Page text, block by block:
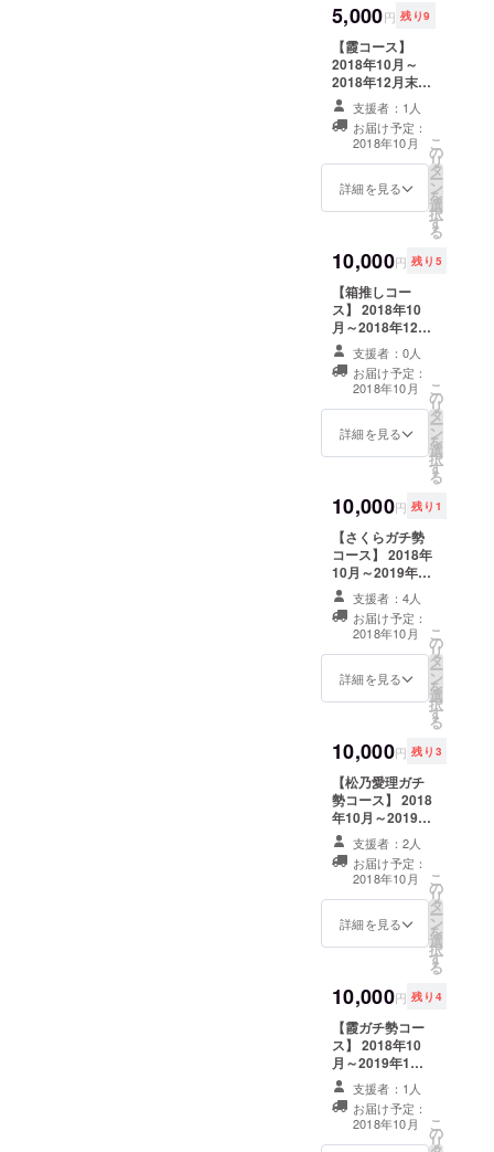
にてご提示して
1回、さくらとお
客様との2ショッ
トチェキを無料
で撮影致しま
す。
なります。 ポス
トカードには使
用されている写
真についての説
明や、感謝の言
葉などを直筆に
て記入致しま
す。 (発送元は運
営担当者の住所
信等は受け付け
ておりません。)
販にてご提示し
き1回、松乃愛理
とお客様との2
ショットチェキ
を無料で撮影致
します。
5,000円 残り9
【霞コース】
2018年10月～
2018年12月末ま
で、1ヵ月に1枚
(合計3枚)霞から
ポストカードが
届きます。 ポス
トカードに使用
される画像は
ポストカードに
は使用されてい
る写真について
の説明や、感謝
の言葉などを直
筆にて記入致し
ます。 (発送元は
運営担当者の住
所となります。
けておりませ
ん。) また、届い
示して頂くと1枚
お客様との2
ショットチェキ
を無料で撮影致
します。
支援者：1人
お届け予定：
2018年10月
詳細を見る
こ
の
リ
タ
ー
ン
を
選
択
す
る
10,000円 残り5
【箱推しコー
ス】 2018年10
月～2018年12月
末まで、1ヵ月に
1枚(合計3枚)慟
哭idealからポス
トカードが届き
ます。 ポスト
カードに使用さ
なります。 ポス
トカードには使
用されている写
真についての説
明や、感謝の言
葉などを直筆に
て記入致しま
す。 (発送元は運
営担当者の住所
信等は受け付け
ておりません。)
販にてご提示し
き1回、メンバー
3人とお客様との
集合チェキを無
料で撮影致しま
す。
支援者：0人
お届け予定：
2018年10月
詳細を見る
こ
の
リ
タ
ー
ン
を
選
択
す
る
10,000円 残り1
【さくらガチ勢
コース】 2018年
10月～2019年1
月末まで、1ヵ月
に2枚(合計8枚)
さくらからポス
トカードが届き
ます。 ポスト
カードに使用さ
なります。 ポス
トカードには使
用されている写
真についての説
明や、感謝の言
葉などを直筆に
て記入致しま
す。 (発送元は運
営担当者の住所
信等は受け付け
ておりません。)
販にてご提示し
き1回、さくらと
お客様との2
ショットチェキ
を無料で撮影致
します。
支援者：4人
お届け予定：
2018年10月
詳細を見る
こ
の
リ
タ
ー
ン
を
選
択
す
る
10,000円 残り3
【松乃愛理ガチ
勢コース】 2018
年10月～2019年
1月末まで、1ヵ
月に2枚(合計8
枚)松乃愛理から
ポストカードが
届きます。 ポス
トカードに使用
トになります。
ポストカードに
は使用されてい
る写真について
の説明や、感謝
の言葉などを直
筆にて記入致し
ます。 (発送元は
運営担当者の住
支援者：2人
お届け予定：
2018年10月
詳細を見る
こ
の
リ
タ
ー
ン
を
選
択
す
る
10,000円 残り4
【霞ガチ勢コー
ス】 2018年10
月～2019年1月
末まで、1ヵ月に
2枚(合計8枚)霞
からポストカー
ドが届きます。
支援者：1人
お届け予定：
2018年10月
こ
の
リ